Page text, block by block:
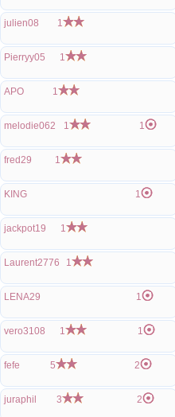
julien08 1
Pierryy05 1
APO 1
melodie062 1 1
fred29 1
KING 1
jackpot19 1
Laurent2776 1
LENA29 1
vero3108 1 1
fefe 5 2
juraphil 3 2